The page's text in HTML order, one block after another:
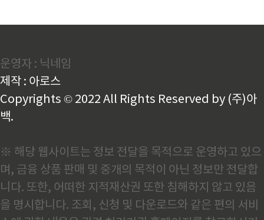
운영자 : 닉네임
제작 : 아로스
Copyrights © 2022 All Rights Reserved by (주)아
백.
※ 해당 웹사이트는 정보 전달을 목적으로 운영하고 있으
며, 금융 상품 판매 및 중개의 목적이 아닌 정보만 전달합
니다. 또한, 어떠한 지적재산권 또한 침해하지 않고 있음
을 명시합니다. 조회, 신청 및 다운로드와 같은 편의 서비